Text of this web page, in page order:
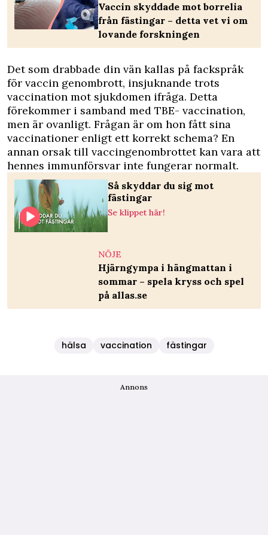
Vaccin skyddade mot borrelia
från fästingar – detta vet vi om
lovande forskningen
Det som drabbade din vän kallas på fackspråk
för vaccin genombrott, insjuknande trots
vaccination mot sjukdomen ifråga. Detta
förekommer i samband med TBE- vaccination,
men är ovanligt. Frågan är om hon fått sina
vaccinationer enligt ett korrekt schema? En
annan orsak till vaccingenombrottet kan vara att
hennes immunförsvar inte fungerar normalt.
Så skyddar du sig mot
fästingar
Se klippet här!
NÖJE
Hjärngympa i hängmattan i
sommar – spela kryss och spel
på allas.se
hälsa vaccination fästingar
Annons